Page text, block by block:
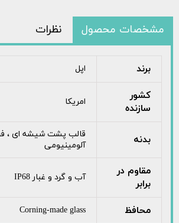
مشخصات محصول نظرات
برند اپل
کشور
سازنده
امریکا
بدنه
قالب پشت شیشه ای ،
آلومینیومی
مقاوم در
برابر
آب و گرد و غبار IP68
محافظ Corning-made glass